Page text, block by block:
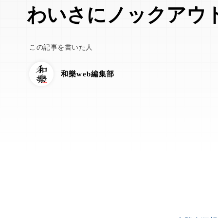
わいさにノックアウ
この記事を書いた人
和樂web編集部